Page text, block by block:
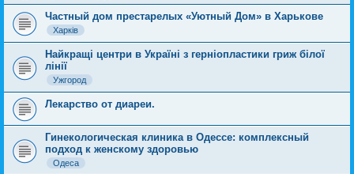
Частный дом престарелых «Уютный Дом» в Харькове
Харків
Найкращі центри в Україні з герніопластики гриж білої
лінії
Ужгород
Лекарство от диареи.
Гинекологическая клиника в Одессе: комплексный
подход к женскому здоровью
Одеса